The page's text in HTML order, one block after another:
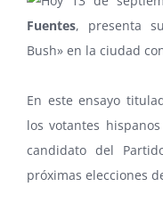
Fuentes, presenta
Bush» en la ciudad
En este ensayo
los votantes
candidato del
próximas elecciones